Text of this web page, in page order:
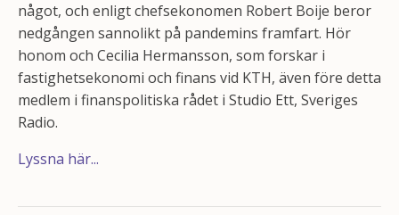
något, och enligt chefsekonomen Robert Boije beror
nedgången sannolikt på pandemins framfart. Hör
honom och Cecilia Hermansson, som forskar i
fastighetsekonomi och finans vid KTH, även före detta
medlem i finanspolitiska rådet i Studio Ett, Sveriges
Radio.
Lyssna här...